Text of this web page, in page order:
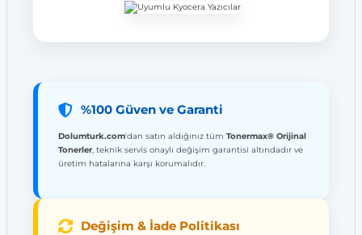
%100 Güven ve Garanti
Dolumturk.com'dan satın aldığınız tüm Tonermax® Orijinal
Tonerler, teknik servis onaylı değişim garantisi altındadır ve
üretim hatalarına karşı korumalıdır.
Değişim & İade Politikası